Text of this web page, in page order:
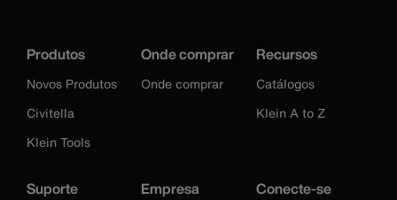
Produtos
Novos Produtos
Civitella
Klein Tools
Onde comprar
Onde comprar
Recursos
Catálogos
Klein A to Z
Suporte Empresa Conecte-se